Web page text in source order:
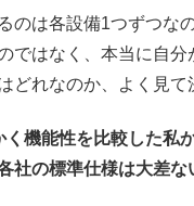
のは各設備1つずつな
ではなく、本当に自
どれなのか、よく見て
く機能性を比較した私
社の標準仕様は大差な